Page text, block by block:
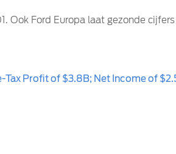
Ook Ford Europa laat gezonde
Tax Profit of $3.8B; Net Income of